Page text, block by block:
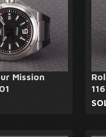
Mission